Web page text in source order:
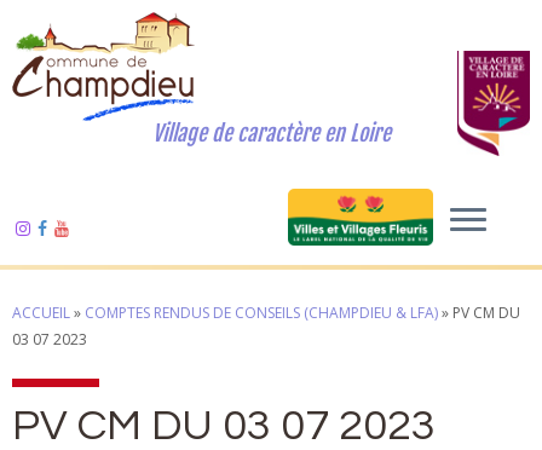
Village de caractère en Loire
ACCUEIL» COMPTES RENDUS DE CONSEILS (CHAMPDIEU & LFA)» PV CM DU
03 07 2023
PV CM DU 03 07 2023